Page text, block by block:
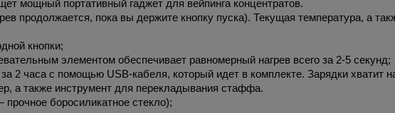
мощный портативный гаджет для вейпинга концентратов.
продолжается, пока вы держите кнопку пуска). Текущая температура, а
кнопки;
элементом обеспечивает равномерный нагрев всего за 2-5 секунд;
2 часа с помощью USB-кабеля, который идет в комплекте. Зарядки хватит
а также инструмент для перекладывания стаффа.
боросиликатное стекло);